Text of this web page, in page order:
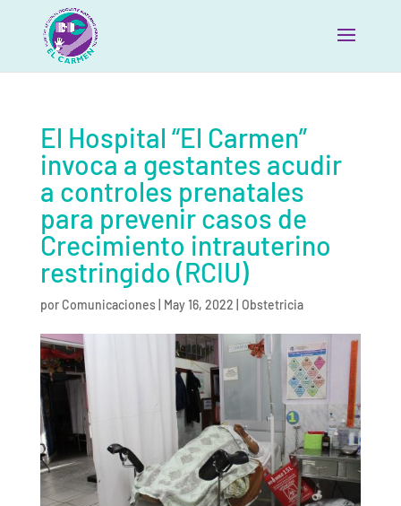
El Hospital “El Carmen”
invoca a gestantes acudir
a controles prenatales
para prevenir casos de
Crecimiento intrauterino
restringido (RCIU)
por Comunicaciones| May 16, 2022 Obstetricia